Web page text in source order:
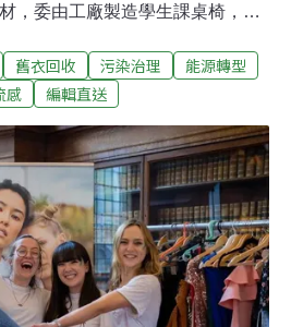
，委由工廠製造學生課桌椅，希
署花蓮分署長黃群策接受媒體聯
，30、40年前種植的樹木，現在
林道都有柳杉蓄積量。（中央社
鈣循環中心」說明會 北寮村民集
劃湖西北寮為「澎湖縣生物性碳
民強烈反對，農漁局9日召開說
社區活動中心貼滿抗議標語，表
員吳政杰、許育愷、蔡清續出席
陳銓汶現場宣布代為向上層表達
舊衣回收 污染治理
能源轉型
感 編輯直送